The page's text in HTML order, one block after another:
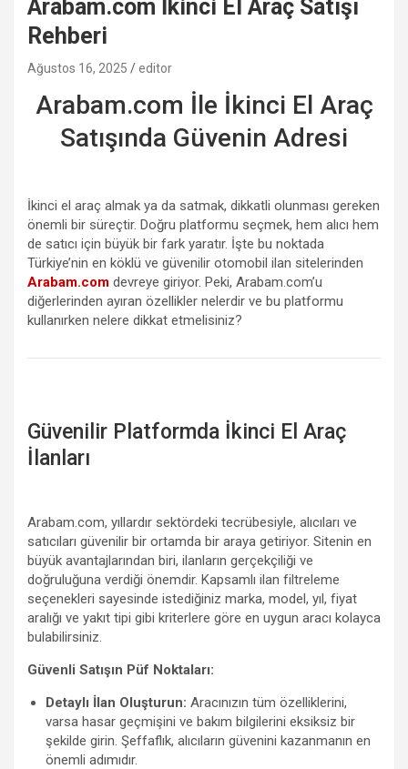
Arabam.com İkinci El Araç Satışı
Rehberi
Ağustos 16, 2025 editor
Arabam.com İle İkinci El Araç
Satışında Güvenin Adresi
İkinci el araç almak ya da satmak, dikkatli olunması gereken
önemli bir süreçtir. Doğru platformu seçmek, hem alıcı hem
de satıcı için büyük bir fark yaratır. İşte bu noktada
Türkiye’nin en köklü ve güvenilir otomobil ilan sitelerinden
Arabam.com devreye giriyor. Peki, Arabam.com’u
diğerlerinden ayıran özellikler nelerdir ve bu platformu
kullanırken nelere dikkat etmelisiniz?
Güvenilir Platformda İkinci El Araç
İlanları
Arabam.com, yıllardır sektördeki tecrübesiyle, alıcıları ve
satıcıları güvenilir bir ortamda bir araya getiriyor. Sitenin en
büyük avantajlarından biri, ilanların gerçekçiliği ve
doğruluğuna verdiği önemdir. Kapsamlı ilan filtreleme
seçenekleri sayesinde istediğiniz marka, model, yıl, fiyat
aralığı ve yakıt tipi gibi kriterlere göre en uygun aracı kolayca
bulabilirsiniz.
Güvenli Satışın Püf Noktaları:
Detaylı İlan Oluşturun: Aracınızın tüm özelliklerini,
varsa hasar geçmişini ve bakım bilgilerini eksiksiz bir
şekilde girin. Şeffaflık, alıcıların güvenini kazanmanın en
önemli adımıdır.